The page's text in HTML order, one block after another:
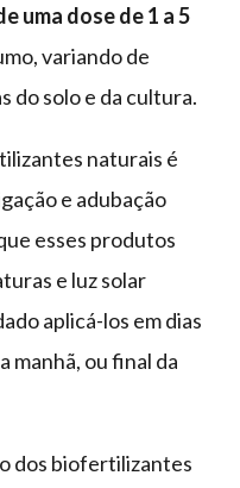
uma dose de 1 a 5
variando de
do solo e da cultura.
naturais é
e adubação
esses produtos
e luz solar
aplicá-los em dias
manhã, ou final da
dos biofertilizantes